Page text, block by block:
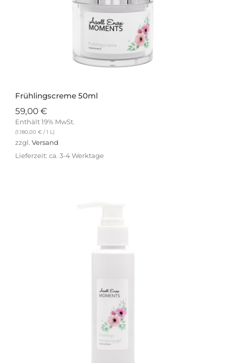
Frühlingscreme 50ml
59,00 €
Enthält 19% MwSt.
(1.180,00 € / 1 L)
zzgl. Versand
Lieferzeit: ca. 3-4 Werktage